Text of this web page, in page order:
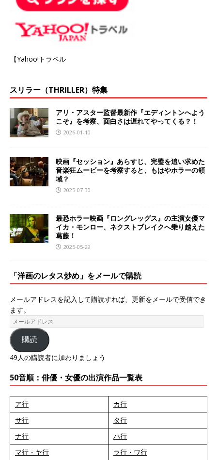
【Yahoo!トラベル
スリラー（THRILLER）特集
アリ・アスター監督最新作『エディントンへよう
こそ』を考察、面白さは遅れてやってくる？！
2026-01-10
映画『セッション』あらすじ、完璧を追い求めた
音楽狂ムービーを考察すると、もはやホラーの領
域？
2025-07-30
最恐ホラー映画『ロングレッグス』の主演女優マ
イカ・モンロー、ネクストブレイクへ乗り越えた
葛藤！
2025-05-29
「洋画のレタス炒め」をメールで購読
メールアドレスを記入して購読すれば、更新をメールで受信でき
ます。
購読
49人の購読者に加わりましょう
50音順：俳優・女優の出演作品一覧表
ア行
カ行
サ行
タ行
ナ行
ハ行
マ行・ヤ行
ラ行・ワ行